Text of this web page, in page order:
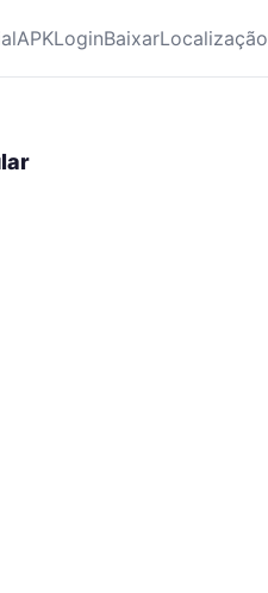
APKLoginBaixarLocalização